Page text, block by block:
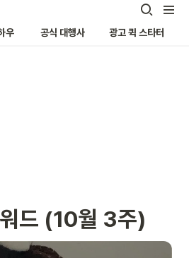
우 공식 대행사 광고 퀵 스타터
드 (10월 3주)